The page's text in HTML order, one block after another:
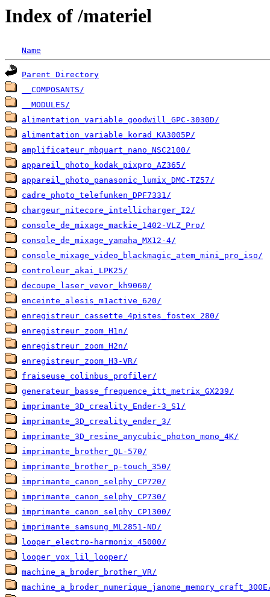
Index of /materiel
Name
Parent Directory
__COMPOSANTS/
__MODULES/
alimentation_variable_goodwill_GPC-3030D/
alimentation_variable_korad_KA3005P/
amplificateur_mbquart_nano_NSC2100/
appareil_photo_kodak_pixpro_AZ365/
appareil_photo_panasonic_lumix_DMC-TZ57/
cadre_photo_telefunken_DPF7331/
chargeur_nitecore_intellicharger_I2/
console_de_mixage_mackie_1402-VLZ_Pro/
console_de_mixage_yamaha_MX12-4/
console_mixage_video_blackmagic_atem_mini_pro_iso/
controleur_akai_LPK25/
decoupe_laser_vevor_kh9060/
enceinte_alesis_m1active_620/
enregistreur_cassette_4pistes_fostex_280/
enregistreur_zoom_H1n/
enregistreur_zoom_H2n/
enregistreur_zoom_H3-VR/
fraiseuse_colinbus_profiler/
generateur_basse_frequence_itt_metrix_GX239/
imprimante_3D_creality_Ender-3_S1/
imprimante_3D_creality_ender_3/
imprimante_3D_resine_anycubic_photon_mono_4K/
imprimante_brother_QL-570/
imprimante_brother_p-touch_350/
imprimante_canon_selphy_CP720/
imprimante_canon_selphy_CP730/
imprimante_canon_selphy_CP1300/
imprimante_samsung_ML2851-ND/
looper_electro-harmonix_45000/
looper_vox_lil_looper/
machine_a_broder_brother_VR/